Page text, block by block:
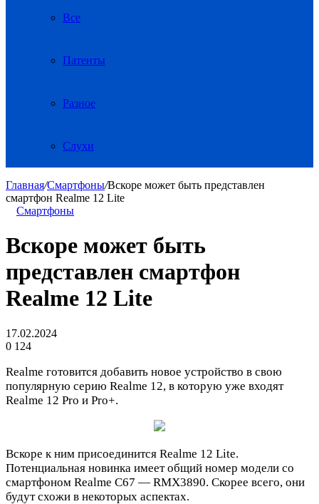
Все
Патенты
Разное
Слухи
Главная/Смартфоны/Вскоре может быть представлен
смартфон Realme 12 Lite
Смартфоны
Вскоре может быть
представлен смартфон
Realme 12 Lite
17.02.2024
0 124
Realme готовится добавить новое устройство в свою
популярную серию Realme 12, в которую уже входят
Realme 12 Pro и Pro+.
Вскоре к ним присоединится Realme 12 Lite.
Потенциальная новинка имеет общий номер модели со
смартфоном Realme C67 — RMX3890. Скорее всего, они
будут схожи в некоторых аспектах.